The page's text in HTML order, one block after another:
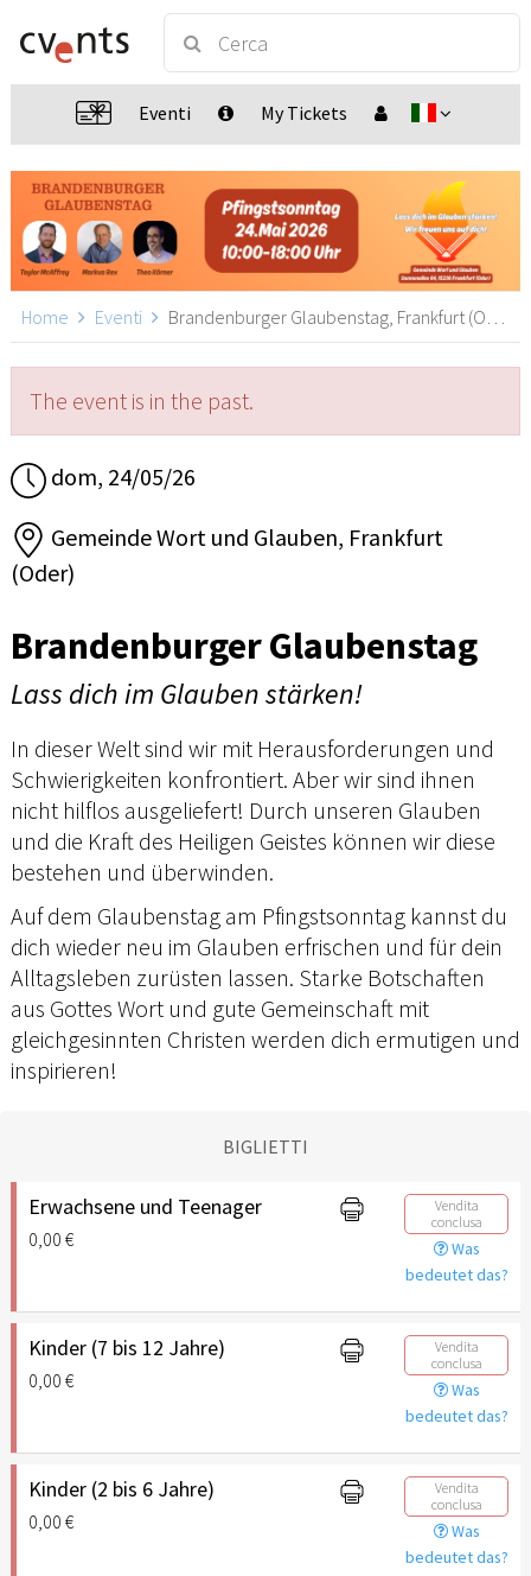
Eventi My Tickets
Home Eventi Brandenburger Glaubenstag, Frankfurt (Oder)
The event is in the past.
dom, 24/05/26
Gemeinde Wort und Glauben, Frankfurt
(Oder)
Brandenburger Glaubenstag
Lass dich im Glauben stärken!
In dieser Welt sind wir mit Herausforderungen und
Schwierigkeiten konfrontiert. Aber wir sind ihnen
nicht hilflos ausgeliefert! Durch unseren Glauben
und die Kraft des Heiligen Geistes können wir diese
bestehen und überwinden.
Auf dem Glaubenstag am Pfingstsonntag kannst du
dich wieder neu im Glauben erfrischen und für dein
Alltagsleben zurüsten lassen. Starke Botschaften
aus Gottes Wort und gute Gemeinschaft mit
gleichgesinnten Christen werden dich ermutigen und
inspirieren!
BIGLIETTI
Erwachsene und Teenager
0,00 €
Vendita
conclusa
Was
bedeutet das?
Kinder (7 bis 12 Jahre)
0,00 €
Vendita
conclusa
Was
bedeutet das?
Kinder (2 bis 6 Jahre)
0,00 €
Vendita
conclusa
Was
bedeutet das?